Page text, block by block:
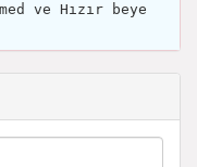
ve Hızır beye